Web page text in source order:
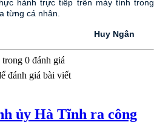
hành trực tiếp trên máy tính trong
từng cá nhân.
Huy Ngân
trong 0 đánh giá
đánh giá bài viết
ủy Hà Tĩnh ra công